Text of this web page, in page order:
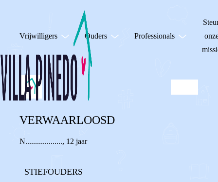
Vrijwilligers Ouders Professionals
VERWAARLOOSD
N..................., 12 jaar
STIEFOUDERS